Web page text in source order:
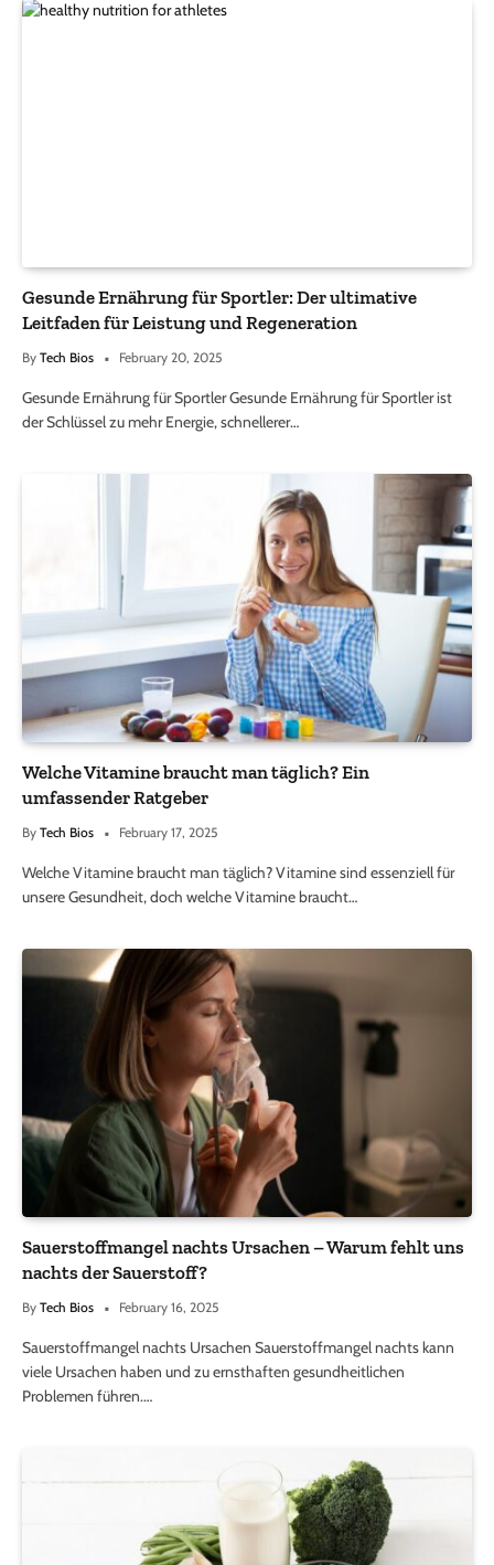
Gesunde Ernährung für Sportler: Der ultimative
Leitfaden für Leistung und Regeneration
By Tech Bios February 20, 2025
Gesunde Ernährung für Sportler Gesunde Ernährung für Sportler ist
der Schlüssel zu mehr Energie, schnellerer…
Welche Vitamine braucht man täglich? Ein
umfassender Ratgeber
By Tech Bios February 17, 2025
Welche Vitamine braucht man täglich? Vitamine sind essenziell für
unsere Gesundheit, doch welche Vitamine braucht…
Sauerstoffmangel nachts Ursachen – Warum fehlt uns
nachts der Sauerstoff?
By Tech Bios February 16, 2025
Sauerstoffmangel nachts Ursachen Sauerstoffmangel nachts kann
viele Ursachen haben und zu ernsthaften gesundheitlichen
Problemen führen.…